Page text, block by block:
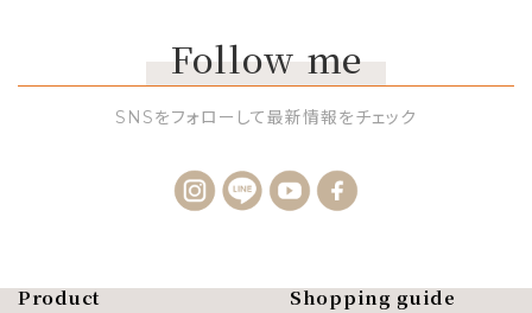
Follow me
SNSをフォローして最新情報をチェック
Product Shopping guide